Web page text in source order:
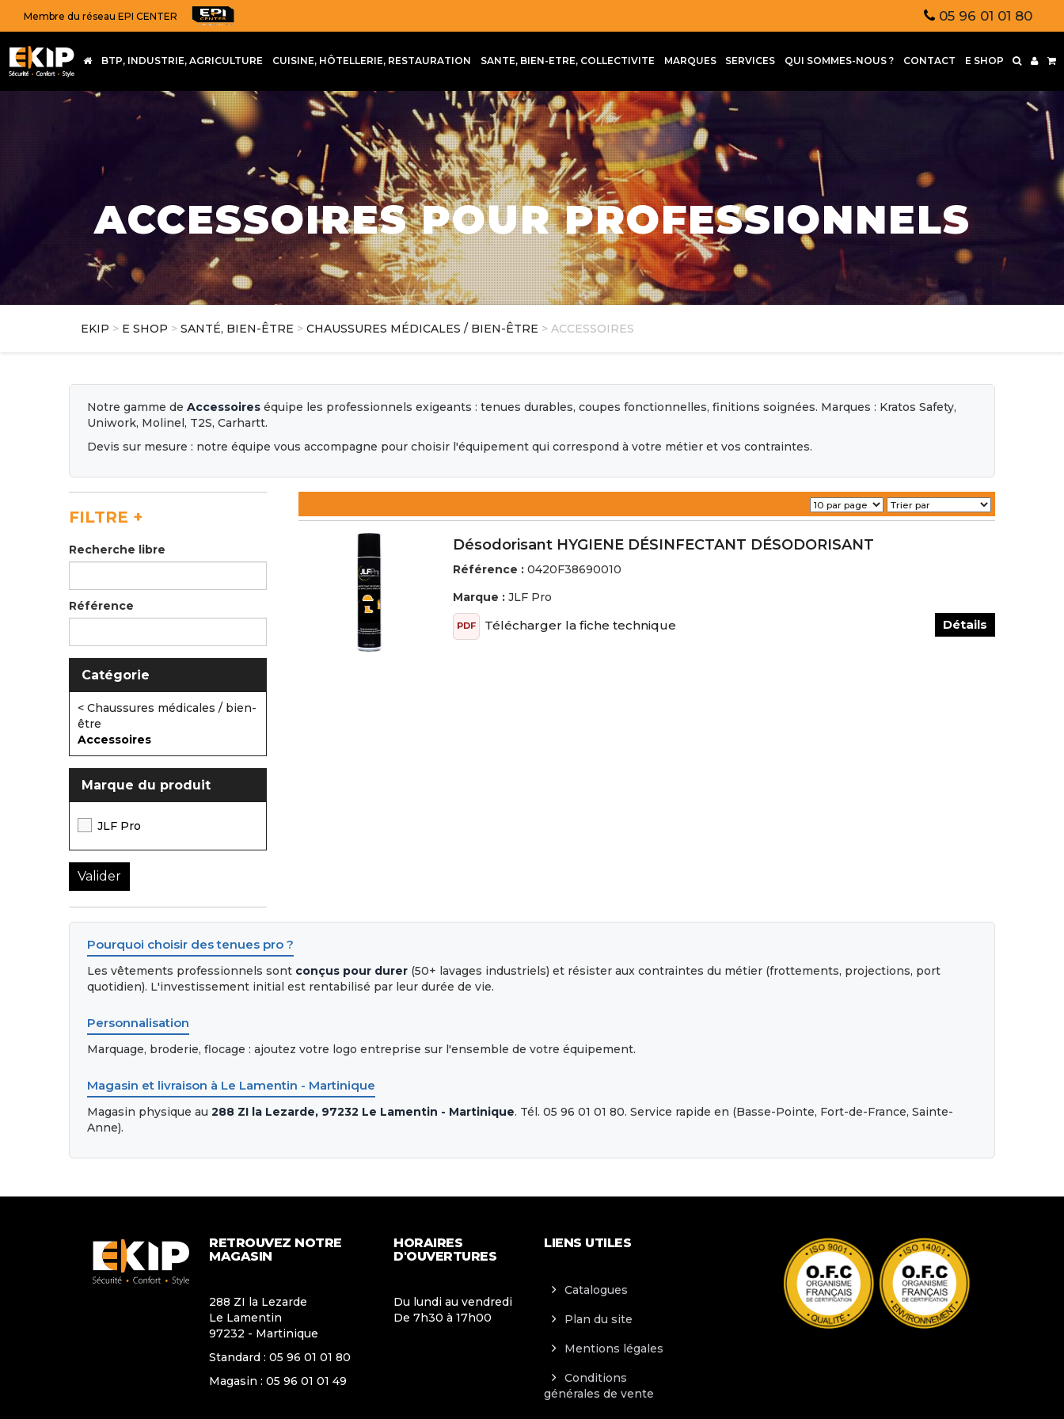
Membre du réseau EPI CENTER 05 96 01 01 80
BTP, INDUSTRIE, AGRICULTURE CUISINE, HÔTELLERIE, RESTAURATION SANTE, BIEN-ETRE, COLLECTIVITE MARQUES SERVICES QUI SOMMES-NOUS ? CONTACT E SHOP
ACCESSOIRES POUR PROFESSIONNELS
EKIP > E SHOP > SANTÉ, BIEN-ÊTRE > CHAUSSURES MÉDICALES / BIEN-ÊTRE > ACCESSOIRES
Notre gamme de Accessoires équipe les professionnels exigeants : tenues durables, coupes fonctionnelles, finitions soignées. Marques : Kratos Safety,
Uniwork, Molinel, T2S, Carhartt.
Devis sur mesure : notre équipe vous accompagne pour choisir l'équipement qui correspond à votre métier et vos contraintes.
FILTRE +
Recherche libre
Référence
Catégorie
< Chaussures médicales / bien-
être
Accessoires
Marque du produit
JLF Pro
Désodorisant HYGIENE DÉSINFECTANT DÉSODORISANT
Référence : 0420F38690010
Marque : JLF Pro
Détails
PDF Télécharger la fiche technique
Pourquoi choisir des tenues pro ?
Les vêtements professionnels sont conçus pour durer (50+ lavages industriels) et résister aux contraintes du métier (frottements, projections, port
quotidien). L'investissement initial est rentabilisé par leur durée de vie.
Personnalisation
Marquage, broderie, flocage : ajoutez votre logo entreprise sur l'ensemble de votre équipement.
Magasin et livraison à Le Lamentin - Martinique
Magasin physique au 288 ZI la Lezarde, 97232 Le Lamentin - Martinique. Tél. 05 96 01 01 80. Service rapide en (Basse-Pointe, Fort-de-France, Sainte-
Anne).
RETROUVEZ NOTRE
MAGASIN
288 ZI la Lezarde
Le Lamentin
97232 - Martinique
Standard : 05 96 01 01 80
Magasin : 05 96 01 01 49
HORAIRES
D'OUVERTURES
Du lundi au vendredi
De 7h30 à 17h00
LIENS UTILES
Catalogues
Plan du site
Mentions légales
Conditions
générales de vente